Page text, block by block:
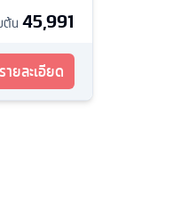
ต้น 45,991
ายละเอียด